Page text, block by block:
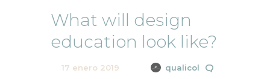
Auditor 4.0
Contacto
What will design
education look like?
17 enero 2019 qualicol